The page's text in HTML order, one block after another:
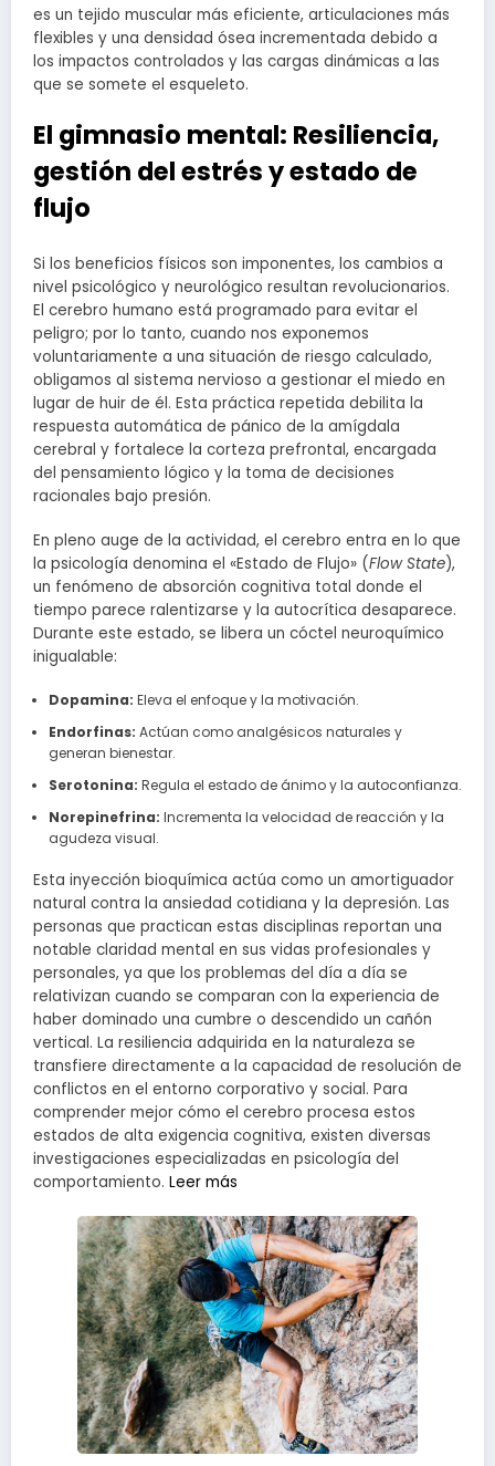
es un tejido muscular más eficiente, articulaciones más
flexibles y una densidad ósea incrementada debido a
los impactos controlados y las cargas dinámicas a las
que se somete el esqueleto.
El gimnasio mental: Resiliencia,
gestión del estrés y estado de
flujo
Si los beneficios físicos son imponentes, los cambios a
nivel psicológico y neurológico resultan revolucionarios.
El cerebro humano está programado para evitar el
peligro; por lo tanto, cuando nos exponemos
voluntariamente a una situación de riesgo calculado,
obligamos al sistema nervioso a gestionar el miedo en
lugar de huir de él. Esta práctica repetida debilita la
respuesta automática de pánico de la amígdala
cerebral y fortalece la corteza prefrontal, encargada
del pensamiento lógico y la toma de decisiones
racionales bajo presión.
En pleno auge de la actividad, el cerebro entra en lo que
la psicología denomina el «Estado de Flujo» (Flow State),
un fenómeno de absorción cognitiva total donde el
tiempo parece ralentizarse y la autocrítica desaparece.
Durante este estado, se libera un cóctel neuroquímico
inigualable:
Dopamina: Eleva el enfoque y la motivación.
Endorfinas: Actúan como analgésicos naturales y
generan bienestar.
Serotonina: Regula el estado de ánimo y la autoconfianza.
Norepinefrina: Incrementa la velocidad de reacción y la
agudeza visual.
Esta inyección bioquímica actúa como un amortiguador
natural contra la ansiedad cotidiana y la depresión. Las
personas que practican estas disciplinas reportan una
notable claridad mental en sus vidas profesionales y
personales, ya que los problemas del día a día se
relativizan cuando se comparan con la experiencia de
haber dominado una cumbre o descendido un cañón
vertical. La resiliencia adquirida en la naturaleza se
transfiere directamente a la capacidad de resolución de
conflictos en el entorno corporativo y social. Para
comprender mejor cómo el cerebro procesa estos
estados de alta exigencia cognitiva, existen diversas
investigaciones especializadas en psicología del
comportamiento. Leer más